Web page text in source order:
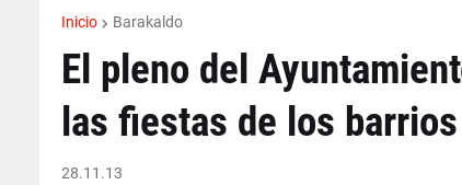
Inicio Barakaldo
El pleno del
las fiestas de los barrios
28.11.13